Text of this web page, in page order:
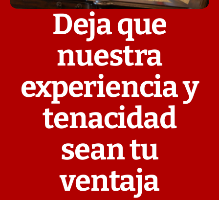
Deja que
nuestra
experiencia y
tenacidad
sean tu
ventaja